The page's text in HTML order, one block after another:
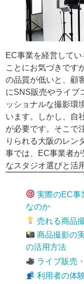
EC事業を経営して
ことにお気づきです
の品質が低いと、顧
にSNS販売やライブ
ッショナルな撮影環
います。しかし、自
が必要です。そこで
りられる大阪のレン
事では、EC事業者
なスタジオ選びと活
実際のEC事
なのか
売れる商品
商品撮影の
の活用方法
ライブ販売
利用者の体